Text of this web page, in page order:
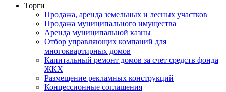
Торги
Продажа, аренда земельных и лесных участков
Продажа муниципального имущества
Аренда муниципальной казны
Отбор управляющих компаний для
многоквартирных домов
Капитальный ремонт домов за счет средств фонда
ЖКХ
Размещение рекламных конструкций
Концессионные соглашения